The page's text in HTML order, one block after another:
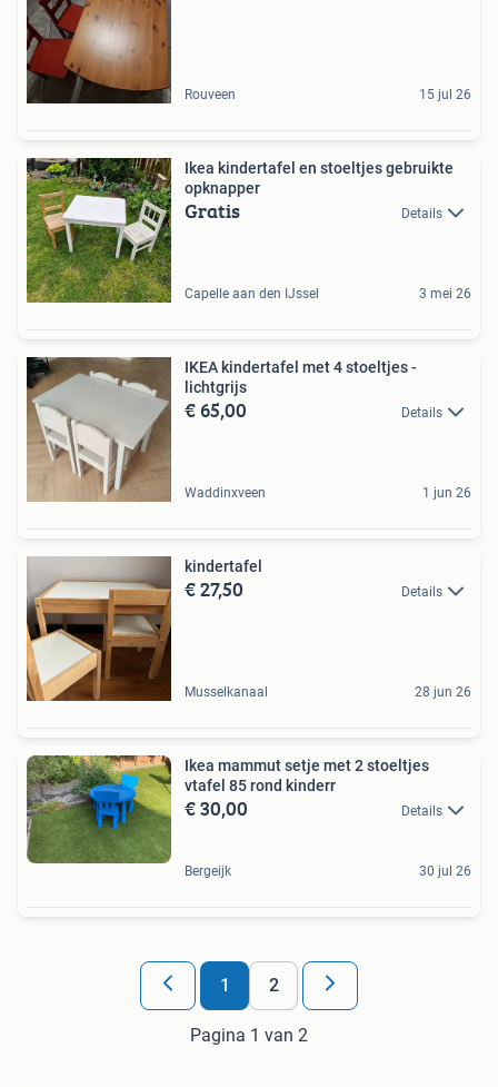
Rouveen 15 jul 26
Ikea kindertafel en stoeltjes gebruikte
opknapper
Gratis Details
Capelle aan den IJssel 3 mei 26
IKEA kindertafel met 4 stoeltjes -
lichtgrijs
€ 65,00 Details
Waddinxveen 1 jun 26
kindertafel
€ 27,50 Details
Musselkanaal 28 jun 26
Ikea mammut setje met 2 stoeltjes
vtafel 85 rond kinderr
€ 30,00 Details
Bergeijk 30 jul 26
1 2
Pagina 1 van 2